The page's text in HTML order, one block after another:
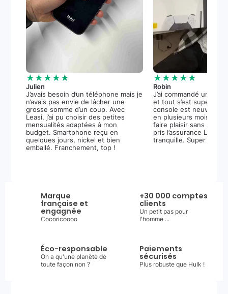
★★★★★
Julien
J’avais besoin d’un téléphone mais je
n’avais pas envie de lâcher une
grosse somme d’un coup. Avec
Leasi, j’ai pu choisir des petites
mensualités adaptées à mon
budget. Smartphone reçu en
quelques jours, nickel et bien
emballé. Franchement, top !
★★★★★
Robin
J’ai commandé une
et tout s’est super
console est neuve, et
en plusieurs mois m’a
faire plaisir sans stress.
pris l’assurance
tranquille. Super
Marque
française et
engagnée
Cocoricoooo
+30 000 comptes
clients
Un petit pas pour
l'homme ...
Éco-responsable
On a qu'une planète de
toute façon non ?
Paiements
sécurisés
Plus robuste que Hulk !